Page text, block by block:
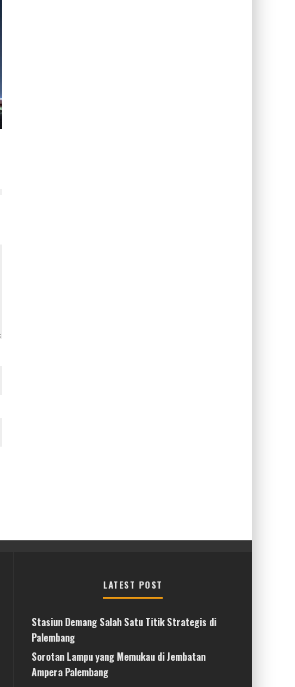
LATEST POST
Stasiun Demang Salah Satu Titik Strategis di
Palembang
Sorotan Lampu yang Memukau di Jembatan
Ampera Palembang